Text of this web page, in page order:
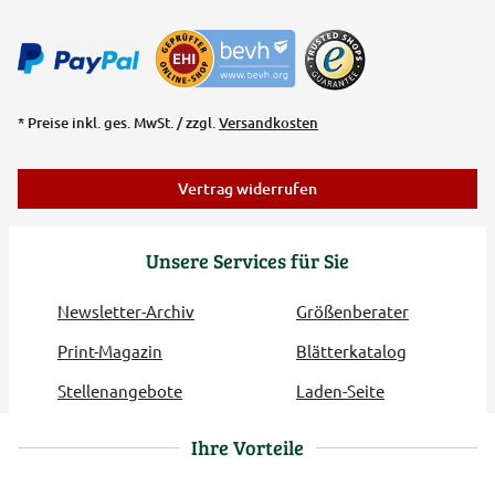
Unsere Services für Sie
Newsletter-Archiv
Größenberater
Print-Magazin
Blätterkatalog
Stellenangebote
Laden-Seite
* Preise inkl. ges. MwSt. / zzgl.Versandkosten
Vertrag widerrufen
Ihre Vorteile